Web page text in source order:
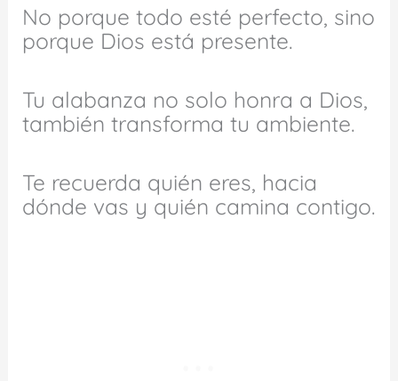
No porque todo esté perfecto, sino
porque Dios está presente.
Tu alabanza no solo honra a Dios,
también transforma tu ambiente.
Te recuerda quién eres, hacia
dónde vas y quién camina contigo.